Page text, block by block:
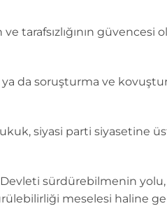
tarafsızlığının güvencesi
da soruşturma ve
siyasi parti siyasetine
sürdürebilmenin
meselesi haline